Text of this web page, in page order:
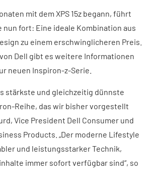
mit dem XPS 15z begann, führt
nun fort: Eine ideale Kombination aus
zu einem erschwinglicheren Preis.
Dell gibt es weitere Informationen
neuen Inspiron-z-Serie.
stärkste und gleichzeitig dünnste
Reihe, das wir bisher vorgestellt
Vice President Dell Consumer und
Products. „Der moderne Lifestyle
und leistungsstarker Technik,
immer sofort verfügbar sind“, so